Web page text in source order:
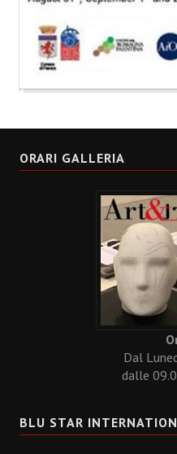
ORARI GALLERIA
Dal
dalle
BLU STAR